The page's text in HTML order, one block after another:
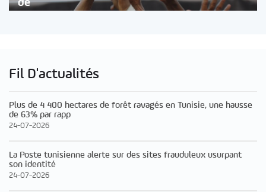
de
Fil D'actualités
Plus de 4 400 hectares de forêt ravagés en Tunisie, une hausse
de 63% par rapp
24-07-2026
La Poste tunisienne alerte sur des sites frauduleux usurpant
son identité
24-07-2026